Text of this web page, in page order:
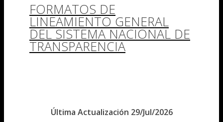
FORMATOS DE
LINEAMIENTO GENERAL
DEL SISTEMA NACIONAL DE
TRANSPARENCIA
Última Actualización 29/Jul/2026